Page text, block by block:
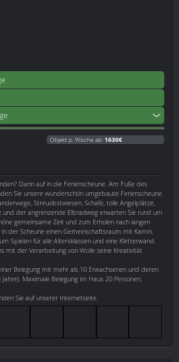
Objekt p. Woche ab: 1630€
Dann auf in die Ferienscheune. Am Fuße des
Sie unsere wunderschön umgebaute Ferienscheune.
Streuobstwiesen, Schafe, tolle Angelplätze,
und der angrenzende Elbradweg erwarten Sie rund um
gemeinsame Zeit und zum Erholen nach langen
der Scheune einen Gemeinschaftsraum mit Kamin,
Spielen für alle Altersklassen und eine Kletterwand.
mit der Verarbeitung von Wolle seine Kreativität
Belegung mit mehr als 10 Erwachsenen und deren
Maximale Belegung im Haus 20 Personen,
Sie auf unserer Internetseite.